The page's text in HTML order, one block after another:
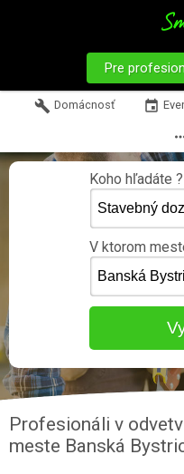
Pre
build Domácnosť event
Koho hľadáte ?
V ktorom
Profesionáli v
meste Banská